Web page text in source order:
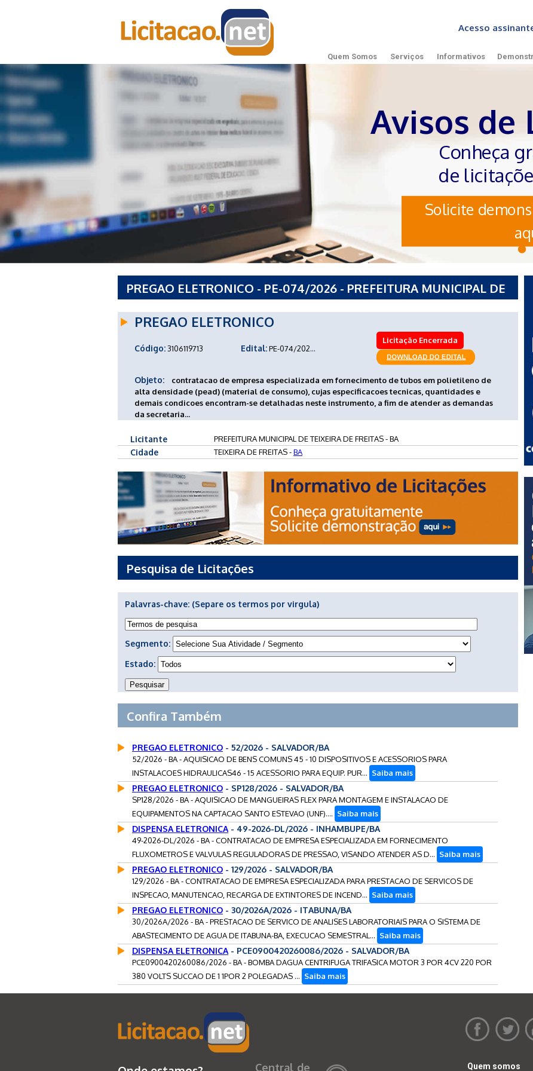
Acesso
Quem Somos Serviços Informativos
Avisos de
Conheça
de
Solicite
PREGAO ELETRONICO - PE-074/2026 - PREFEITURA MUNICIPAL DE
PREGAO ELETRONICO
Código:3106119713 Edital:PE-074/202...
Licitação Encerrada
Objeto:
contratacao de empresa especializada em fornecimento de tubos em polietileno de
alta densidade (pead) (material de consumo), cujas especificacoes tecnicas, quantidades e
demais condicoes encontram-se detalhadas neste instrumento, a fim de atender as demandas
da secretaria...
Licitante PREFEITURA MUNICIPAL DE TEIXEIRA DE FREITAS - BA
Cidade TEIXEIRA DE FREITAS -BA
Pesquisa de Licitações
Palavras-chave: (Separe os termos por virgula)
Segmento:
Estado:
Confira Também
PREGAO ELETRONICO - 52/2026 - SALVADOR/BA
52/2026 - BA - AQUISICAO DE BENS COMUNS 45 - 10 DISPOSITIVOS E ACESSORIOS PARA
INSTALACOES HIDRAULICAS46 - 15 ACESSORIO PARA EQUIP. PUR... Saiba mais
PREGAO ELETRONICO - SP128/2026 - SALVADOR/BA
SP128/2026 - BA - AQUISICAO DE MANGUEIRAS FLEX PARA MONTAGEM E INSTALACAO DE
EQUIPAMENTOS NA CAPTACAO SANTO ESTEVAO (UNF).... Saiba mais
DISPENSA ELETRONICA - 49-2026-DL/2026 - INHAMBUPE/BA
49-2026-DL/2026 - BA - CONTRATACAO DE EMPRESA ESPECIALIZADA EM FORNECIMENTO
FLUXOMETROS E VALVULAS REGULADORAS DE PRESSAO, VISANDO ATENDER AS D... Saiba mais
PREGAO ELETRONICO - 129/2026 - SALVADOR/BA
129/2026 - BA - CONTRATACAO DE EMPRESA ESPECIALIZADA PARA PRESTACAO DE SERVICOS DE
INSPECAO, MANUTENCAO, RECARGA DE EXTINTORES DE INCEND... Saiba mais
PREGAO ELETRONICO - 30/2026A/2026 - ITABUNA/BA
30/2026A/2026 - BA - PRESTACAO DE SERVICO DE ANALISES LABORATORIAIS PARA O SISTEMA DE
ABASTECIMENTO DE AGUA DE ITABUNA-BA, EXECUCAO SEMESTRAL... Saiba mais
DISPENSA ELETRONICA - PCE0900420260086/2026 - SALVADOR/BA
PCE0900420260086/2026 - BA - BOMBA DAGUA CENTRIFUGA TRIFASICA MOTOR 3 POR 4CV 220 POR
380 VOLTS SUCCAO DE 1 1POR 2 POLEGADAS ... Saiba mais
Central de Quem somos